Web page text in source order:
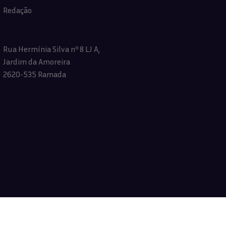
Redação
Rua Hermínia Silva nº 8 LJ A,
Jardim da Amoreira
2620-535 Ramada